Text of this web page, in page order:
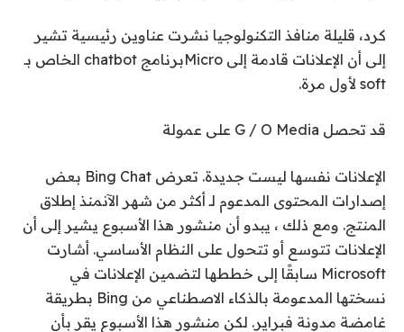
كرد، قليلة منافذ التكنولوجيا نشرت عناوين رئيسية تشير
إلى أن الإعلانات قادمة إلى Micro
برنامج chatbot الخاص بـ
soft لأول مرة.
قد تحصل G / O Media على عمولة
الإعلانات نفسها ليست جديدة. تعرض Bing Chat بعض
إصدارات المحتوى المدعوم لـأكثر من شهر الآنمنذ إطلاق
المنتج. ومع ذلك ، يبدو أن منشور هذا الأسبوع يشير إلى أن
الإعلانات تتوسع أو تتحول على النظام الأساسي. أشارت
Microsoft سابقًا إلى خططها لتضمين الإعلانات في
نسختها المدعومة بالذكاء الاصطناعي من Bing بطريقة
غامضة مدونة فبراير. لكن منشور هذا الأسبوع يقر بأن